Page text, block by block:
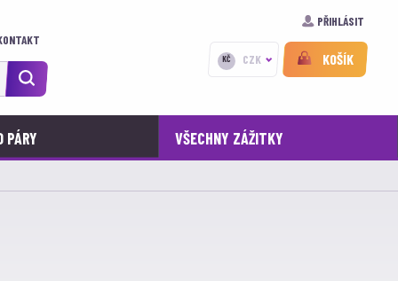
PŘIHLÁSIT
KČ CZK KOŠÍK
PÁRY VŠECHNY ZÁŽITKY